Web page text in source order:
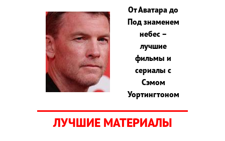
От Аватара до
Под знаменем
небес –
лучшие
фильмы и
сериалы с
Сэмом
Уортингтоном
ЛУЧШИЕ МАТЕРИАЛЫ